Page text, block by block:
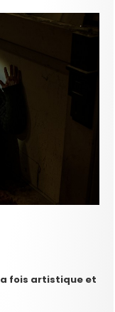
fois artistique et